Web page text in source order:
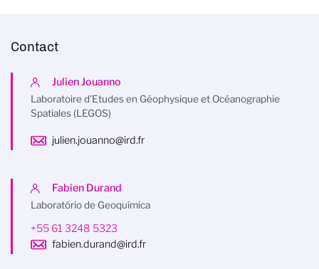
Contact
Julien Jouanno
Laboratoire d'Etudes en Géophysique et Océanographie
Spatiales (LEGOS)
julien.jouanno@ird.fr
Fabien Durand
Laboratório de Geoquímica
+55 61 3248 5323
fabien.durand@ird.fr